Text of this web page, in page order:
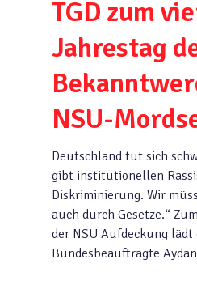
TGD zum
Jahrestag
NSU-
Deutschland tut sich
gibt institutionellen
Diskriminierung. Wir
auch durch Gesetze.“
der NSU Aufdeckung lädt
Bundesbeauftragte